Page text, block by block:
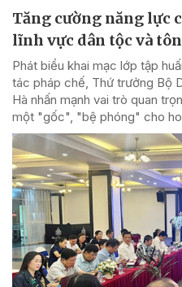
Tăng cường năng lực
lĩnh vực dân tộc và
Phát biểu khai mạc lớp tập
tác pháp chế, Thứ trưởng Bộ
Hà nhấn mạnh vai trò quan
một "gốc", "bệ phóng" cho